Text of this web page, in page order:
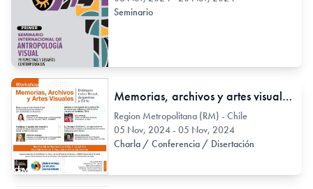
Seminario
Memorias, archivos y artes visuales. Diálogos entre Brasil, Argentina y Chile.
Region Metropolitana (RM) - Chile
05 Nov, 2024 - 05 Nov, 2024
Charla / Conferencia / Disertación